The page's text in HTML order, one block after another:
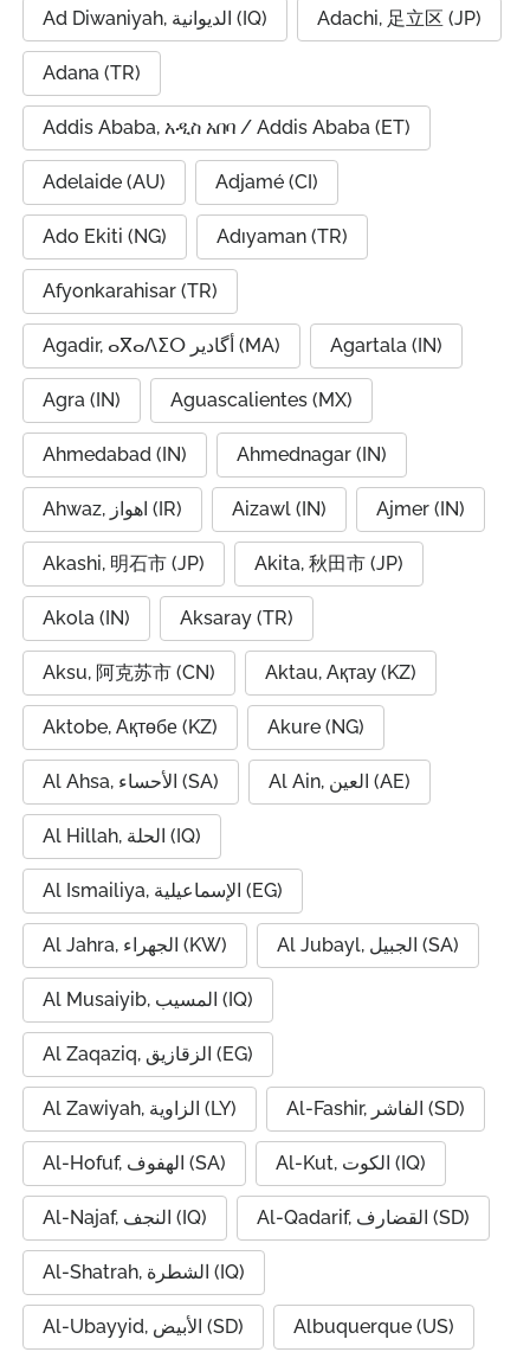
Ad Diwaniyah, الديوانية (IQ) Adachi, 足立区 (JP)
Adana (TR)
Addis Ababa, አዲስ አበባ / Addis Ababa (ET)
Adelaide (AU) Adjamé (CI)
Ado Ekiti (NG) Adıyaman (TR)
Afyonkarahisar (TR)
Agadir, ⴰⴳⴰⴷⵉⵔ أگادیر (MA) Agartala (IN)
Agra (IN) Aguascalientes (MX)
Ahmedabad (IN) Ahmednagar (IN)
Ahwaz, اهواز (IR) Aizawl (IN) Ajmer (IN)
Akashi, 明石市 (JP) Akita, 秋田市 (JP)
Akola (IN) Aksaray (TR)
Aksu, 阿克苏市 (CN) Aktau, Ақтау (KZ)
Aktobe, Ақтөбе (KZ) Akure (NG)
Al Ahsa, الأحساء (SA) Al Ain, العين (AE)
Al Hillah, الحلة (IQ)
Al Ismailiya, الإسماعيلية (EG)
Al Jahra, الجهراء (KW) Al Jubayl, الجبيل (SA)
Al Musaiyib, المسيب (IQ)
Al Zaqaziq, الزقازيق (EG)
Al Zawiyah, الزاوية (LY) Al-Fashir, الفاشر (SD)
Al-Hofuf, الهفوف (SA) Al-Kut, الكوت (IQ)
Al-Najaf, النجف (IQ) Al-Qadarif, القضارف (SD)
Al-Shatrah, الشطرة (IQ)
Al-Ubayyid, الأبيض (SD) Albuquerque (US)